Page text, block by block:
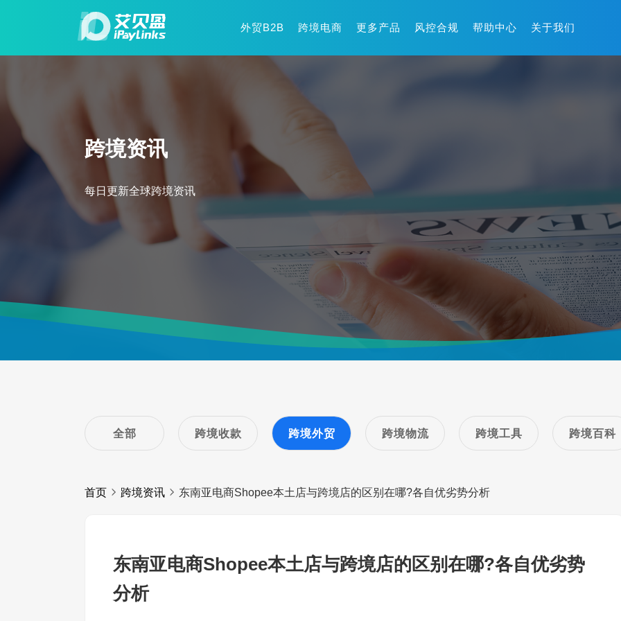
外贸B2B 跨境电商 更多产品 风控合规 帮助中心 关于我们
跨境资讯
每日更新全球跨境资讯
全部 跨境收款 跨境外贸 跨境物流 跨境工具 跨境百科
首页 跨境资讯 东南亚电商Shopee本土店与跨境店的区别在哪?各自优劣势分析
东南亚电商Shopee本土店与跨境店的区别在哪?各自优劣势
分析